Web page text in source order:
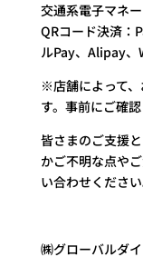
交通系電子マネ
QRコード決済：
ルPay、Alipay、
※店舗によって
す。事前にご確認
皆さまのご支援
かご不明な点や
い合わせください
㈱グローバルダ